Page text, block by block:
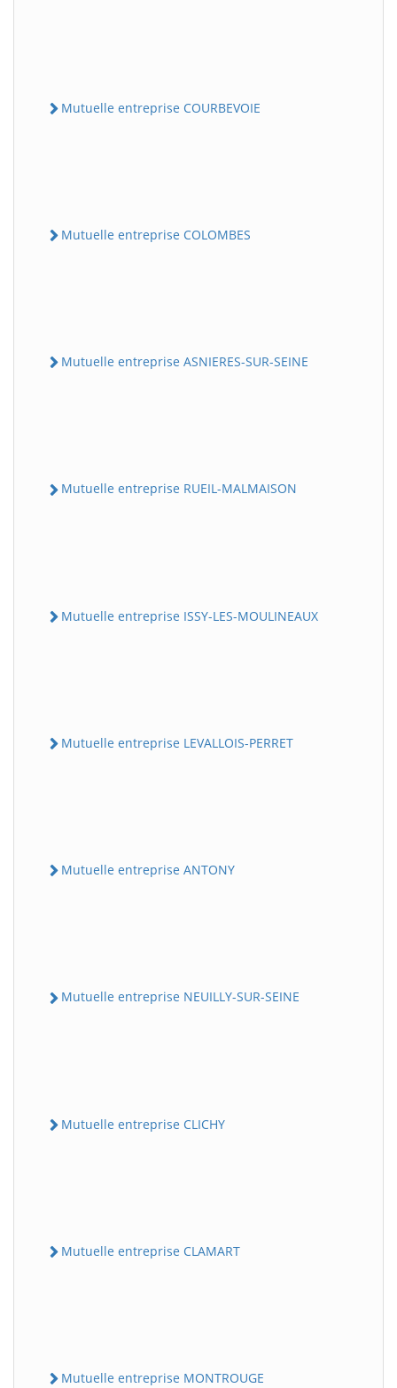
Mutuelle entreprise COURBEVOIE
Mutuelle entreprise COLOMBES
Mutuelle entreprise ASNIERES-SUR-SEINE
Mutuelle entreprise RUEIL-MALMAISON
Mutuelle entreprise ISSY-LES-MOULINEAUX
Mutuelle entreprise LEVALLOIS-PERRET
Mutuelle entreprise ANTONY
Mutuelle entreprise NEUILLY-SUR-SEINE
Mutuelle entreprise CLICHY
Mutuelle entreprise CLAMART
Mutuelle entreprise MONTROUGE